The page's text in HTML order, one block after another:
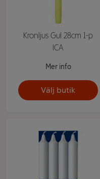
Kronljus Gul 28cm 1-p
ICA
Mer info
Välj butik